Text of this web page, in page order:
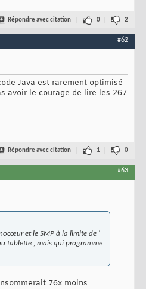
Répondre avec citation 0 2
#62
Java est rarement optimisé
avoir le courage de lire les 267
Répondre avec citation 1 0
#63
et le SMP à la limite de '
tablette , mais qui programme
76x moins